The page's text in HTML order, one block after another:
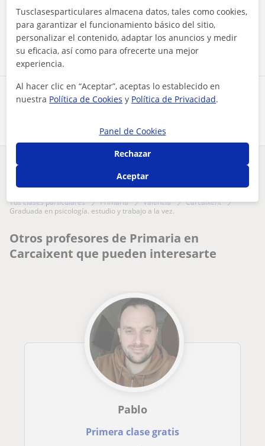
Comparte a este profesor
Contactar ahora
¿Hay algún error en este perfil?
Tus clases particulares Primaria Valencia
Carcaixent
graduada en psicología. estudio y trabajo a la vez.
Otros profesores de Primaria en
Carcaixent que pueden interesarte
Pablo
Primera clase gratis
Tusclasesparticulares almacena datos, tales como cookies,
para garantizar el funcionamiento básico del sitio,
personalizar el contenido, adaptar los anuncios y medir
su eficacia, así como para ofrecerte una mejor
experiencia.
Al hacer clic en “Aceptar”, aceptas lo establecido en
nuestra Política de Cookies y Política de Privacidad.
Panel de Cookies
Rechazar
Aceptar